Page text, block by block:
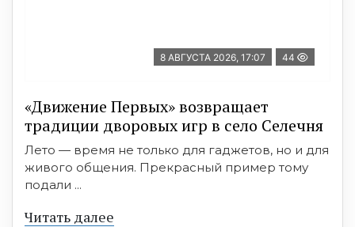
8 АВГУСТА 2026, 17:07 44
«Движение Первых» возвращает
традиции дворовых игр в село Селечня
Лето — время не только для гаджетов, но и для
живого общения. Прекрасный пример тому
подали ...
Читать далее